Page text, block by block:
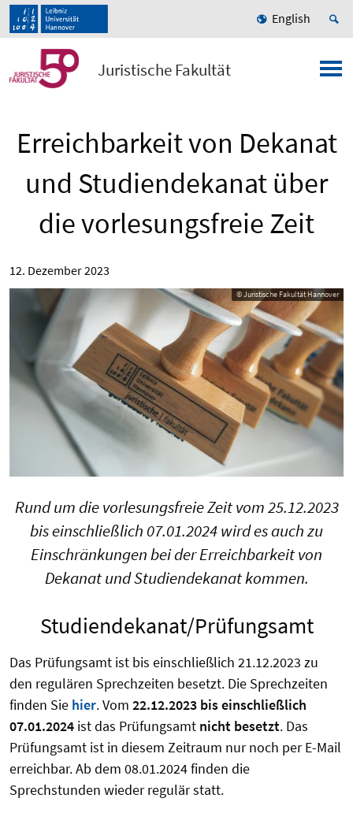
English
Juristische Fakultät
Erreichbarkeit von Dekanat
und Studiendekanat über
die vorlesungsfreie Zeit
12. Dezember 2023
© Juristische Fakultät Hannover
Rund um die vorlesungsfreie Zeit vom 25.12.2023
bis einschließlich 07.01.2024 wird es auch zu
Einschränkungen bei der Erreichbarkeit von
Dekanat und Studiendekanat kommen.
Studiendekanat/Prüfungsamt
Das Prüfungsamt ist bis einschließlich 21.12.2023 zu
den regulären Sprechzeiten besetzt. Die Sprechzeiten
finden Sie hier. Vom 22.12.2023 bis einschließlich
07.01.2024 ist das Prüfungsamt nicht besetzt. Das
Prüfungsamt ist in diesem Zeitraum nur noch per E-Mail
erreichbar. Ab dem 08.01.2024 finden die
Sprechstunden wieder regulär statt.